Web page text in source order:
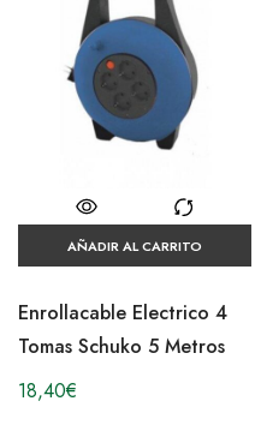
AÑADIR AL CARRITO
Enrollacable Electrico 4
Tomas Schuko 5 Metros
18,40€